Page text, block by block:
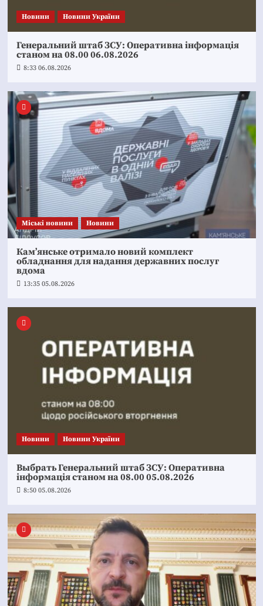
Новини Новини України
Генеральний штаб ЗСУ: Оперативна інформація
станом на 08.00 06.08.2026
8:33 06.08.2026
Mіські новини Новини
Кам’янське отримало новий комплект
обладнання для надання державних послуг
вдома
13:35 05.08.2026
Новини Новини України
Выбрать Генеральний штаб ЗСУ: Оперативна
інформація станом на 08.00 05.08.2026
8:50 05.08.2026